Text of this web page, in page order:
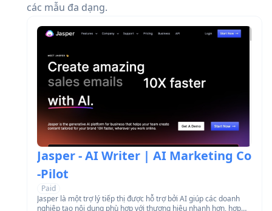
các mẫu đa dạng.
Jasper - AI Writer | AI Marketing Co
-Pilot
Paid
Jasper là một trợ lý tiếp thị được hỗ trợ bởi AI giúp các doanh
nghiệp tạo nội dung phù hợp với thương hiệu nhanh hơn, hợp